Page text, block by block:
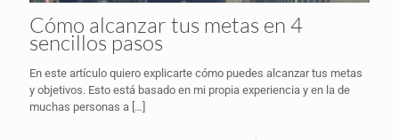
Cómo alcanzar tus metas en 4
sencillos pasos
En este artículo quiero explicarte cómo puedes alcanzar tus metas
y objetivos. Esto está basado en mi propia experiencia y en la de
muchas personas a […]